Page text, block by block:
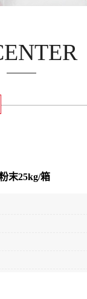
末25kg/箱